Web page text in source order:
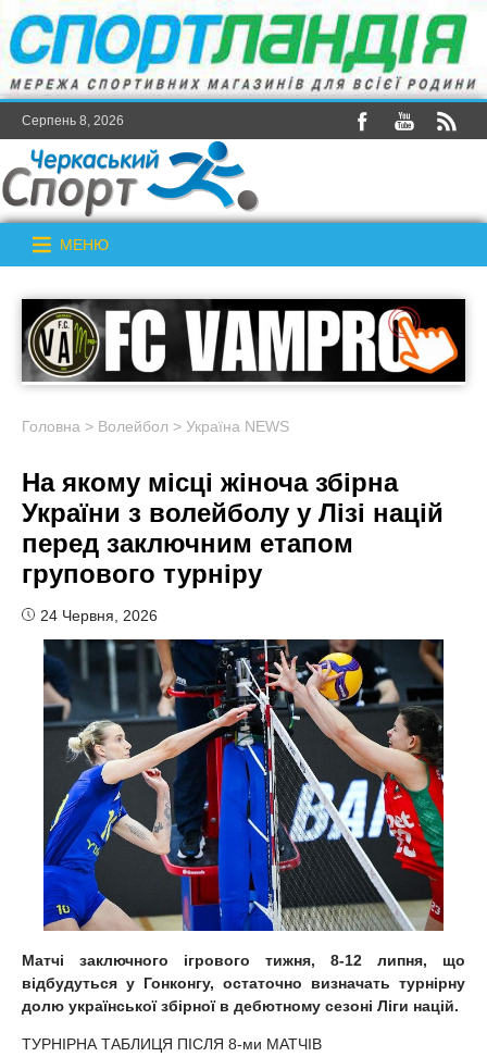
Серпень 8, 2026
МЕНЮ
Головна > Волейбол > Україна NEWS
На якому місці жіноча збірна
України з волейболу у Лізі націй
перед заключним етапом
групового турніру
24 Червня, 2026
Матчі заключного ігрового тижня, 8-12 липня, що
відбудуться у Гонконгу, остаточно визначать турнірну
долю української збірної в дебютному сезоні Ліги націй.
ТУРНІРНА ТАБЛИЦЯ ПІСЛЯ 8-ми МАТЧІВ